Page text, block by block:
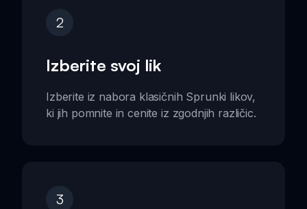
2
Izberite svoj lik
Izberite iz nabora klasičnih Sprunki likov,
ki jih pomnite in cenite iz zgodnjih različic.
3